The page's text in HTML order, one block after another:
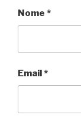
Nome *
Email*